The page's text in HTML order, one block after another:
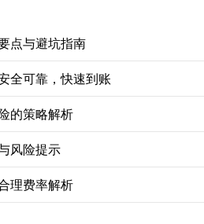
点与避坑指南
全可靠，快速到账
的策略解析
风险提示
理费率解析